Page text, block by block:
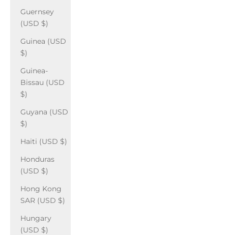
Guernsey
(USD $)
Guinea (USD
$)
Guinea-
Bissau (USD
$)
Guyana (USD
$)
Haiti (USD $)
Honduras
(USD $)
Hong Kong
SAR (USD $)
Hungary
(USD $)